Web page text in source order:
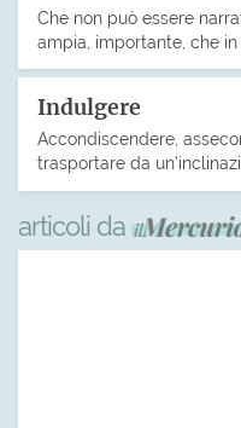
Che non può essere
ampia, importante, che in
Indulgere
Accondiscendere,
trasportare da
articoli da